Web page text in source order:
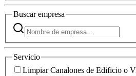
Buscarempresa
Servicio
Limpiar Canalones de Edificio o